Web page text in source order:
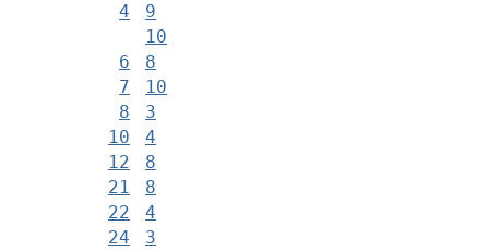
4
9
10
6
8
7
10
8
3
10
4
12
8
21
8
22
4
24
3